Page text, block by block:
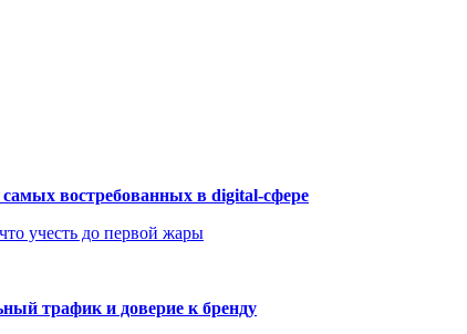
самых востребованных в digital-сфере
учесть до первой жары
трафик и доверие к бренду